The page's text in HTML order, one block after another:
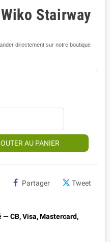
Stairway
directement sur notre boutique
AU PANIER
Partager Tweet
— CB, Visa, Mastercard,